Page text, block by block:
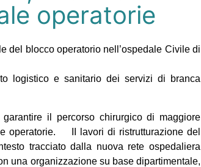
operatorie
del blocco operatorio nell’ospedale Civile di
logistico e sanitario dei servizi di branca
il percorso chirurgico di maggiore
operatorie. II lavori di ristrutturazione del
tracciato dalla nuova rete ospedaliera
una organizzazione su base dipartimentale,